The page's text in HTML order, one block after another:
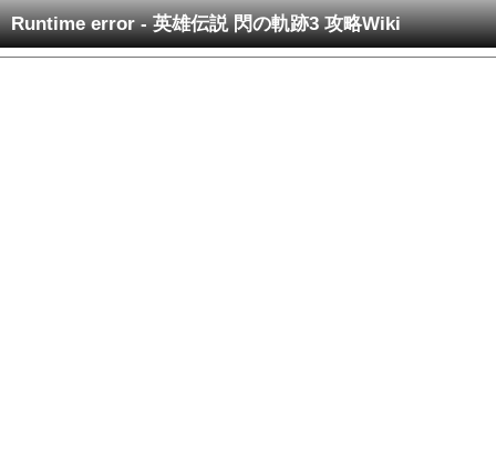
Runtime error - 英雄伝説 閃の軌跡3 攻略Wiki